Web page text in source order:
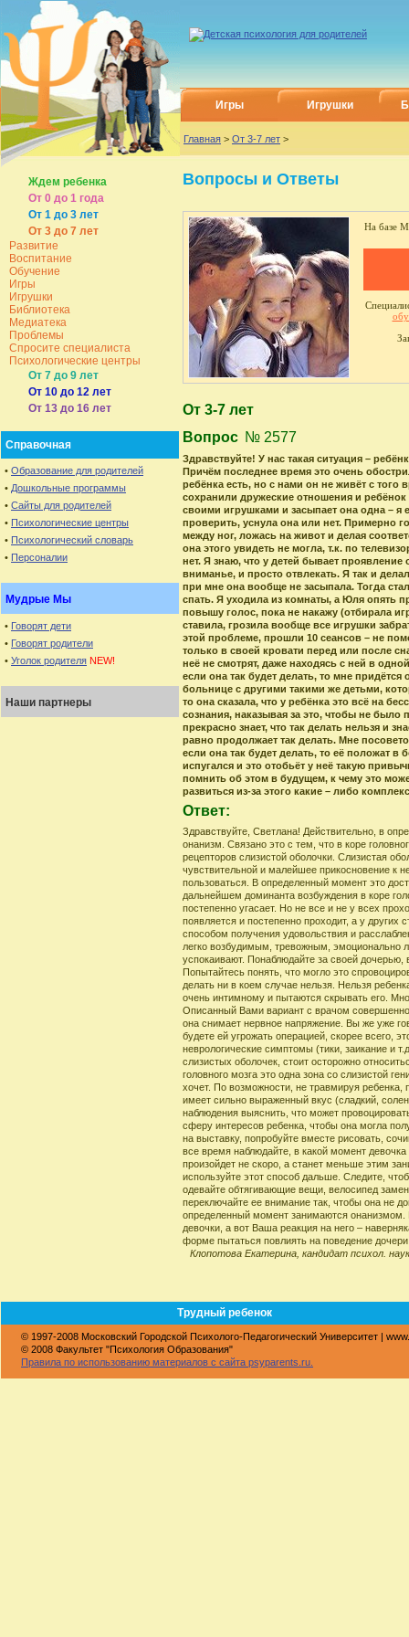
Игры Игрушки
Главная > От 3-7 лет >
Ждем ребенка
От 0 до 1 года
От 1 до 3 лет
От 3 до 7 лет
Развитие
Воспитание
Обучение
Игры
Игрушки
Библиотека
Медиатека
Проблемы
Спросите специалиста
Психологические центры
От 7 до 9 лет
От 10 до 12 лет
От 13 до 16 лет
Справочная
• Образование для родителей
• Дошкольные программы
• Сайты для родителей
• Психологические центры
• Психологический словарь
• Персоналии
Мудрые Мы
• Говорят дети
• Говорят родители
• Уголок родителя NEW!
Наши партнеры
Вопросы и Ответы
На базе
От 3-7 лет
Вопрос № 2577
Здравствуйте! У нас такая ситуация –
Причём последнее время это очень
ребёнка есть, но с нами он не живёт с
сохранили дружеские отношения и
своими игрушками и засыпает она одна – я
проверить, уснула она или нет. Примерно
между ног, ложась на живот и делая
она этого увидеть не могла, т.к. по
нет. Я знаю, что у детей бывает
вниманье, и просто отвлекать. Я так и
при мне она вообще не засыпала. Тогда
спать. Я уходила из комнаты, а Юля опять
повышу голос, пока не накажу (отбирала
ставила, грозила вообще все игрушки
этой проблеме, прошли 10 сеансов – не
только в своей кровати перед или после
неё не смотрят, даже находясь с ней в
если она так будет делать, то мне
больнице с другими такими же детьми,
то она сказала, что у ребёнка это всё на
сознания, наказывая за это, чтобы не
прекрасно знает, что так делать нельзя и
равно продолжает так делать. Мне
если она так будет делать, то её положат
испугался и это отобьёт у неё такую
помнить об этом в будущем, к чему это
развиться из-за этого какие – либо
Ответ:
Здравствуйте, Светлана! Действительно, в
онанизм. Связано это с тем, что в коре
рецепторов слизистой оболочки. Слизистая
чувствительной и малейшее прикосновение к
пользоваться. В определенный момент это
дальнейшем доминанта возбуждения в коре
постепенно угасает. Но не все и не у всех
появляется и постепенно проходит, а у других
способом получения удовольствия и
легко возбудимым, тревожным, эмоционально
успокаивают. Понаблюдайте за своей дочерью,
Попытайтесь понять, что могло это
делать ни в коем случае нельзя. Нельзя
очень интимному и пытаются скрывать его.
Описанный Вами вариант с врачом
она снимает нервное напряжение. Вы же уже
будете ей угрожать операцией, скорее всего,
неврологические симптомы (тики, заикание и
слизистых оболочек, стоит осторожно
головного мозга это одна зона со слизистой
хочет. По возможности, не травмируя ребенка,
имеет сильно выраженный вкус (сладкий,
наблюдения выяснить, что может
сферу интересов ребенка, чтобы она могла
на выставку, попробуйте вместе рисовать,
все время наблюдайте, в какой момент
произойдет не скоро, а станет меньше этим
используйте этот способ дальше. Следите,
одевайте обтягивающие вещи, велосипед
переключайте ее внимание так, чтобы она не
определенный момент занимаются
девочки, а вот Ваша реакция на него –
форме пытаться повлиять на поведение
Клопотова Екатерина, кандидат психол.
Трудный ребенок
© 1997-2008 Московский Городской Психолого-Педагогический Университет |
© 2008 Факультет "Психология Образования"
Правила по использованию материалов с сайта psyparents.ru.